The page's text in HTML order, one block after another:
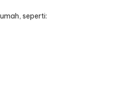
seperti: